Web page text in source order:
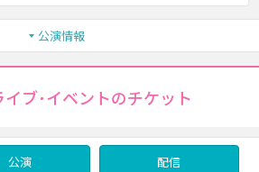
公演情報
ブ･イベントのチケット
公演 配信